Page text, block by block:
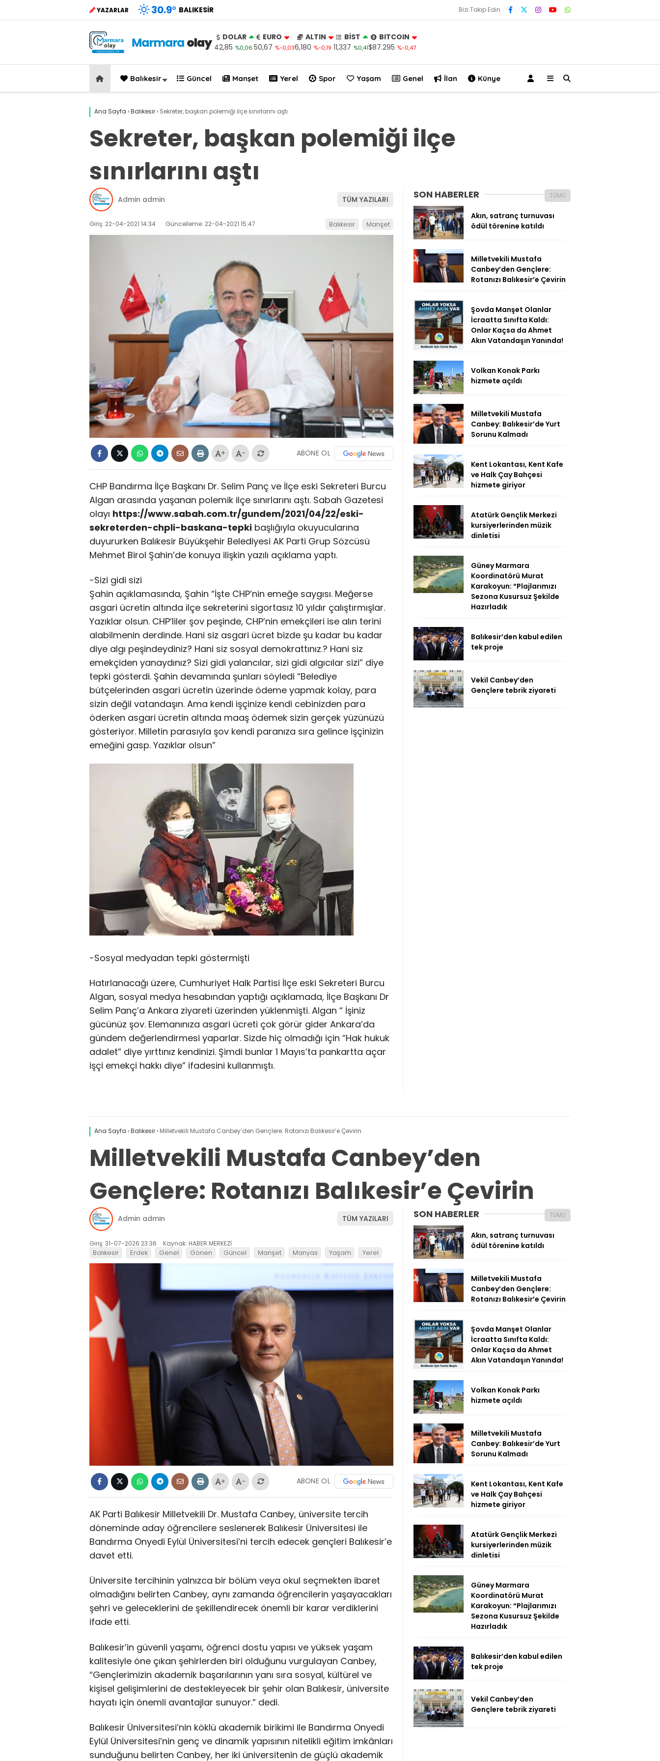
YAZARLAR 30.9° BALIKESIR Bizi Takip Edin
DOLAR
42,85 %0,06
EURO
50,67 %-0,03
ALTIN
6,180 %-0,19
BİST
11,337 %0,41
BITCOIN
$87.295 %-0,47
Balıkesir Güncel Manşet Yerel Spor Yaşam Genel İlan Künye
Ana Sayfa ›Balıkesir› Sekreter, başkan polemiği ilçe sınırlarını aştı
Sekreter, başkan polemiği ilçe
sınırlarını aştı
Admin admin TÜM YAZILARI
Giriş: 22-04-2021 14:34 Güncelleme: 22-04-2021 15:47 Balıkesir Manşet
+ - ABONE OL
CHP Bandırma İlçe Başkanı Dr. Selim Panç ve İlçe eski Sekreteri Burcu
Algan arasında yaşanan polemik ilçe sınırlarını aştı. Sabah Gazetesi
olayı https://www.sabah.com.tr/gundem/2021/04/22/eski-
sekreterden-chpli-baskana-tepki başlığıyla okuyucularına
duyururken Balıkesir Büyükşehir Belediyesi AK Parti Grup Sözcüsü
Mehmet Birol Şahin’de konuya ilişkin yazılı açıklama yaptı.
-Sizi gidi sizi
Şahin açıklamasında, Şahin “İşte CHP’nin emeğe saygısı. Meğerse
asgari ücretin altında ilçe sekreterini sigortasız 10 yıldır çalıştırmışlar.
Yazıklar olsun. CHP’liler şov peşinde, CHP’nin emekçileri ise alın terini
alabilmenin derdinde. Hani siz asgari ücret bizde şu kadar bu kadar
diye algı peşindeydiniz? Hani siz sosyal demokrattınız.? Hani siz
emekçiden yanaydınız? Sizi gidi yalancılar, sizi gidi algıcılar sizi” diye
tepki gösterdi. Şahin devamında şunları söyledi “Belediye
bütçelerinden asgari ücretin üzerinde ödeme yapmak kolay, para
sizin değil vatandaşın. Ama kendi işçinize kendi cebinizden para
öderken asgari ücretin altında maaş ödemek sizin gerçek yüzünüzü
gösteriyor. Milletin parasıyla şov kendi paranıza sıra gelince işçinizin
emeğini gasp. Yazıklar olsun”
-Sosyal medyadan tepki göstermişti
Hatırlanacağı üzere, Cumhuriyet Halk Partisi İlçe eski Sekreteri Burcu
Algan, sosyal medya hesabından yaptığı açıklamada, İlçe Başkanı Dr
Selim Panç’a Ankara ziyareti üzerinden yüklenmişti. Algan “ İşiniz
gücünüz şov. Elemanınıza asgari ücreti çok görür gider Ankara’da
gündem değerlendirmesi yaparlar. Sizde hiç olmadığı için “Hak hukuk
adalet” diye yırttınız kendinizi. Şimdi bunlar 1 Mayıs’ta pankartta açar
işçi emekçi hakkı diye” ifadesini kullanmıştı.
SON HABERLER TÜMÜ
Akın, satranç turnuvası
ödül törenine katıldı
Milletvekili Mustafa
Canbey’den Gençlere:
Rotanızı Balıkesir’e Çevirin
Şovda Manşet Olanlar
İcraatta Sınıfta Kaldı:
Onlar Kaçsa da Ahmet
Akın Vatandaşın Yanında!
Volkan Konak Parkı
hizmete açıldı
Milletvekili Mustafa
Canbey: Balıkesir’de Yurt
Sorunu Kalmadı
Kent Lokantası, Kent Kafe
ve Halk Çay Bahçesi
hizmete giriyor
Atatürk Gençlik Merkezi
kursiyerlerinden müzik
dinletisi
Güney Marmara
Koordinatörü Murat
Karakoyun: “Plajlarımızı
Sezona Kusursuz Şekilde
Hazırladık
Balıkesir’den kabul edilen
tek proje
Vekil Canbey’den
Gençlere tebrik ziyareti
Ana Sayfa ›Balıkesir› Milletvekili Mustafa Canbey’den Gençlere: Rotanızı Balıkesir’e Çevirin
Milletvekili Mustafa Canbey’den
Gençlere: Rotanızı Balıkesir’e Çevirin
Admin admin TÜM YAZILARI
Giriş: 31-07-2026 23:36 Kaynak: HABER MERKEZİ
Balıkesir Erdek Genel Gönen Güncel Manşet Manyas Yaşam Yerel
+ - ABONE OL
AK Parti Balıkesir Milletvekili Dr. Mustafa Canbey, üniversite tercih
döneminde aday öğrencilere seslenerek Balıkesir Üniversitesi ile
Bandırma Onyedi Eylül Üniversitesi’ni tercih edecek gençleri Balıkesir’e
davet etti.
Üniversite tercihinin yalnızca bir bölüm veya okul seçmekten ibaret
olmadığını belirten Canbey, aynı zamanda öğrencilerin yaşayacakları
şehri ve geleceklerini de şekillendirecek önemli bir karar verdiklerini
ifade etti.
Balıkesir’in güvenli yaşamı, öğrenci dostu yapısı ve yüksek yaşam
kalitesiyle öne çıkan şehirlerden biri olduğunu vurgulayan Canbey,
“Gençlerimizin akademik başarılarının yanı sıra sosyal, kültürel ve
kişisel gelişimlerini de destekleyecek bir şehir olan Balıkesir, üniversite
hayatı için önemli avantajlar sunuyor.” dedi.
Balıkesir Üniversitesi’nin köklü akademik birikimi ile Bandırma Onyedi
Eylül Üniversitesi’nin genç ve dinamik yapısının nitelikli eğitim imkânları
sunduğunu belirten Canbey, her iki üniversitenin de güçlü akademik
SON HABERLER TÜMÜ
Akın, satranç turnuvası
ödül törenine katıldı
Milletvekili Mustafa
Canbey’den Gençlere:
Rotanızı Balıkesir’e Çevirin
Şovda Manşet Olanlar
İcraatta Sınıfta Kaldı:
Onlar Kaçsa da Ahmet
Akın Vatandaşın Yanında!
Volkan Konak Parkı
hizmete açıldı
Milletvekili Mustafa
Canbey: Balıkesir’de Yurt
Sorunu Kalmadı
Kent Lokantası, Kent Kafe
ve Halk Çay Bahçesi
hizmete giriyor
Atatürk Gençlik Merkezi
kursiyerlerinden müzik
dinletisi
Güney Marmara
Koordinatörü Murat
Karakoyun: “Plajlarımızı
Sezona Kusursuz Şekilde
Hazırladık
Balıkesir’den kabul edilen
tek proje
Vekil Canbey’den
Gençlere tebrik ziyareti